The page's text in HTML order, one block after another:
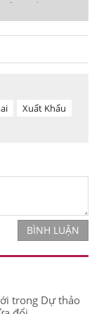
địa bàn
Xuất Khẩu
BÌNH LUẬN
trong Dự thảo